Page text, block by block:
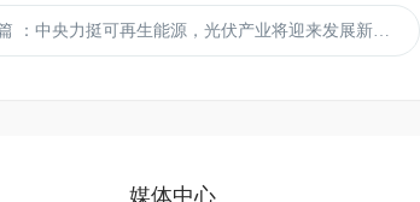
：中央力挺可再生能源，光伏产业将迎来发展新机遇
媒体中心